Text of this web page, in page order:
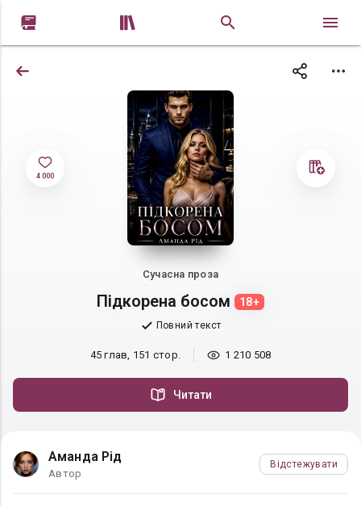
 
4 000
Сучасна проза
Підкорена босом 18+
Повний текст
45 глав, 151 стор. 1 210 508
Читати
Аманда Рід
Автор
Відстежувати